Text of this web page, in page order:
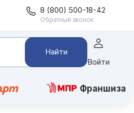
8 (800) 500-18-42
Обратный звонок
Найти
Войти
Франшиза